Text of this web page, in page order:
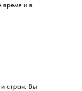
время и в
и стран. Вы